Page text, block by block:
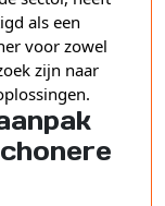
als een
voor zowel
zijn naar